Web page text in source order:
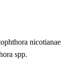
nicotianae
spp.